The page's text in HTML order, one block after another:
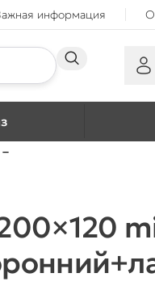
информация